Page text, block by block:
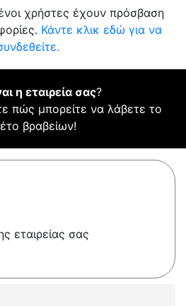
χρήστες έχουν πρόσβαση
Κάντε κλικ εδώ για να
η εταιρεία σας?
πώς μπορείτε να λάβετε το
βραβείων!
εταιρείας σας